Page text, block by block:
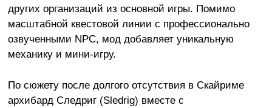
других организаций из основной игры. Помимо
масштабной квестовой линии с профессионально
озвученными NPC, мод добавляет уникальную
механику и мини-игру.
По сюжету после долгого отсутствия в Скайриме
архибард Следриг (Sledrig) вместе с